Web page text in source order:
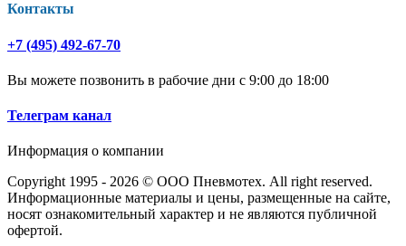
Контакты
+7 (495) 492-67-70
Вы можете позвонить в рабочие дни с 9:00 до 18:00
Телеграм канал
Информация о компании
Copyright 1995 - 2026 © ООО Пневмотех. All right reserved.
Информационные материалы и цены, размещенные на сайте,
носят ознакомительный характер и не являются публичной
офертой.